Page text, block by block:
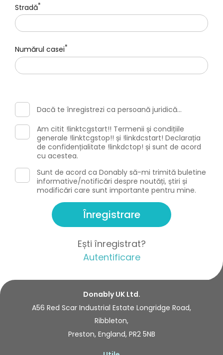
Stradă*
Numărul casei*
Dacă te înregistrezi ca persoană juridică...
Am citit !linktcgstart!! Termenii și condițiile
generale !linktcgstop!! și !linkdcstart! Declarația
de confidențialitate !linkdctop! și sunt de acord
cu acestea.
Sunt de acord ca Donably să-mi trimită buletine
informative/notificări despre noutăți, știri și
modificări care sunt importante pentru mine.
Înregistrare
Ești înregistrat?
Autentificare
Donably UK Ltd.
A56 Red Scar Industrial Estate Longridge Road,
Ribbleton,
Preston, England, PR2 5NB